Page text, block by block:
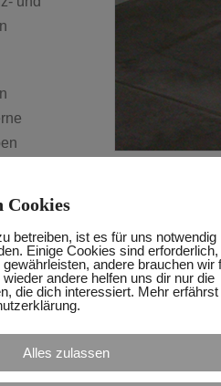
wo
mit
Sehr schöne
Strapazierfähig
Sehr gute
Kreatives
Glatte auf
Cookies
betreiben, ist es für uns notwendig
Einige Cookies sind erforderlich,
andere brauchen wir
andere helfen uns dir nur die
die dich interessiert. Mehr erfährst
Alles zulassen